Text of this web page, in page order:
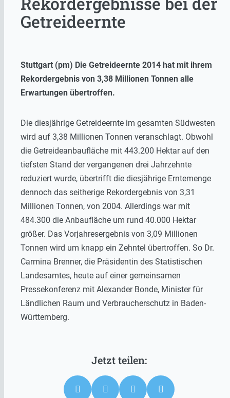
Getreideernte
Stuttgart (pm) Die Getreideernte 2014 hat mit ihrem
Rekordergebnis von 3,38 Millionen Tonnen alle
Erwartungen übertroffen.
Die diesjährige Getreideernte im gesamten Südwesten
wird auf 3,38 Millionen Tonnen veranschlagt. Obwohl
die Getreideanbaufläche mit 443.200 Hektar auf den
tiefsten Stand der vergangenen drei Jahrzehnte
reduziert wurde, übertrifft die diesjährige Erntemenge
dennoch das seitherige Rekordergebnis von 3,31
Millionen Tonnen, von 2004. Allerdings war mit
484.300 die Anbaufläche um rund 40.000 Hektar
größer. Das Vorjahresergebnis von 3,09 Millionen
Tonnen wird um knapp ein Zehntel übertroffen. So Dr.
Carmina Brenner, die Präsidentin des Statistischen
Landesamtes, heute auf einer gemeinsamen
Pressekonferenz mit Alexander Bonde, Minister für
Ländlichen Raum und Verbraucherschutz in Baden-
Württemberg.